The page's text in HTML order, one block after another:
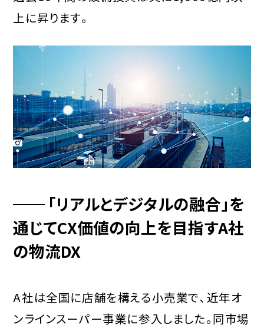
上に昇ります｡
「リアルとデジタルの融合」を
通じてCX価値の向上を目指すA社
の物流DX
A社は全国に店舗を構える小売業で､近年オ
ンラインスーパー事業に参入しました｡同市場